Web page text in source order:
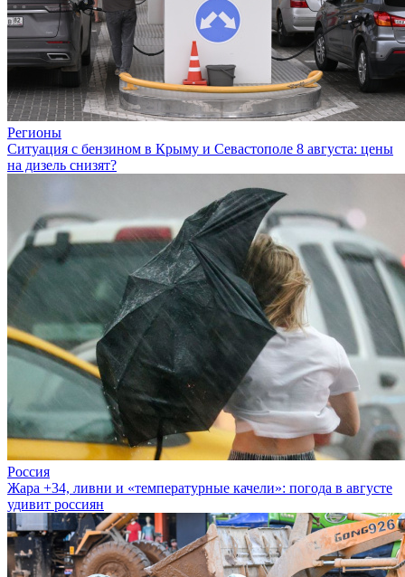
Регионы
Ситуация с бензином в Крыму и Севастополе 8 августа: цены
на дизель снизят?
Россия
Жара +34, ливни и «температурные качели»: погода в августе
удивит россиян